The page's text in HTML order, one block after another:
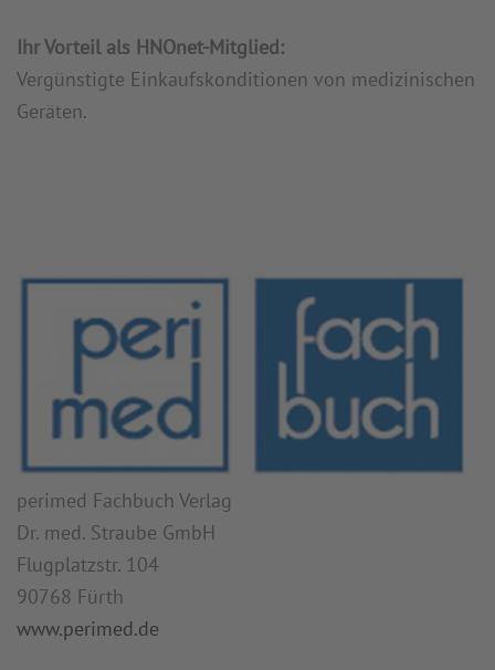
Ihr Vorteil als HNOnet-Mitglied:
Vergünstigte Einkaufskonditionen von medizinischen
Geräten.
perimed Fachbuch Verlag
Dr. med. Straube GmbH
Flugplatzstr. 104
90768 Fürth
www.perimed.de